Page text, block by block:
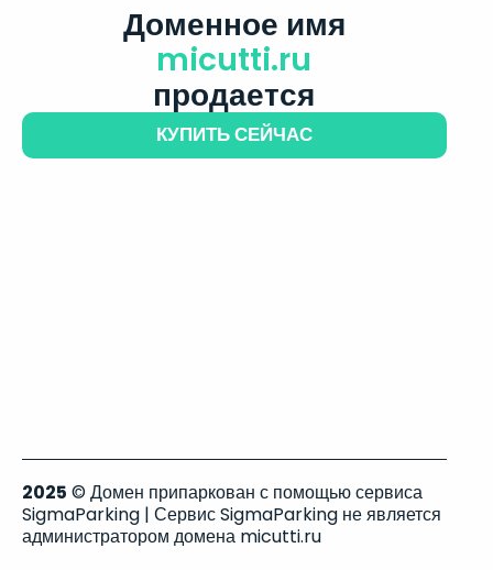
Доменное имя
micutti.ru
продается
КУПИТЬ СЕЙЧАС
2025 © Домен припаркован с помощью сервиса
SigmaParking | Сервис SigmaParking не является
администратором домена micutti.ru